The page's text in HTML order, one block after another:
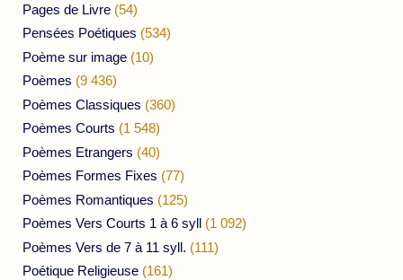
Pages de Livre (54)
Pensées Poétiques (534)
Poème sur image (10)
Poèmes (9 436)
Poèmes Classiques (360)
Poèmes Courts (1 548)
Poèmes Etrangers (40)
Poèmes Formes Fixes (77)
Poèmes Romantiques (125)
Poèmes Vers Courts 1 à 6 syll (1 092)
Poèmes Vers de 7 à 11 syll. (111)
Poétique Religieuse (161)